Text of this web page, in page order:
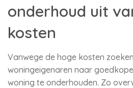
onderhoud uit
kosten
Vanwege de hoge kosten
woningeigenaren naar
woning te onderhouden. Zo